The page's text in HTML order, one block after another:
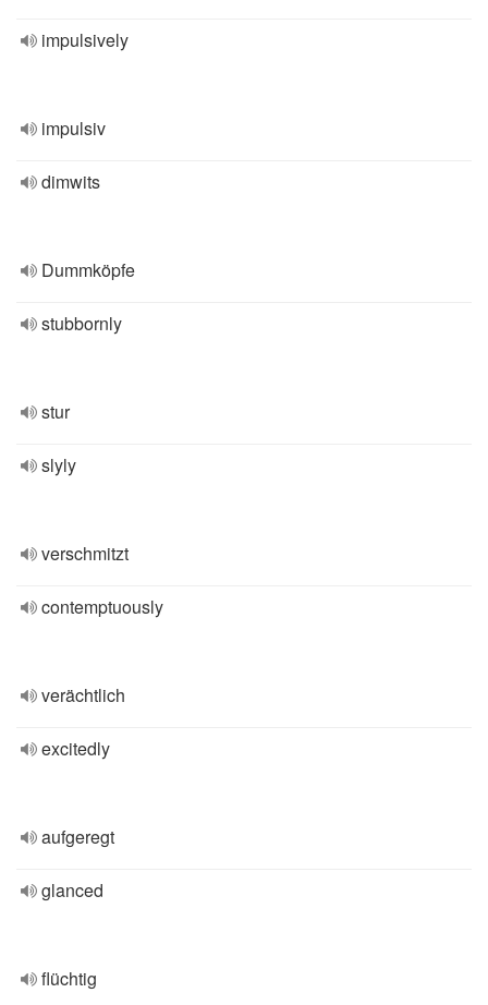
impulsively
impulsiv
dimwits
Dummköpfe
stubbornly
stur
slyly
verschmitzt
contemptuously
verächtlich
excitedly
aufgeregt
glanced
flüchtig